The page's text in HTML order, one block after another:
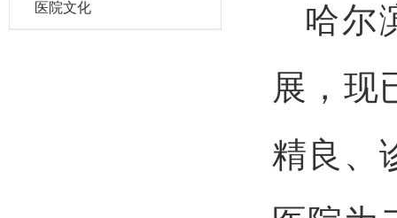
医院文化
哈尔
展，现
精良、